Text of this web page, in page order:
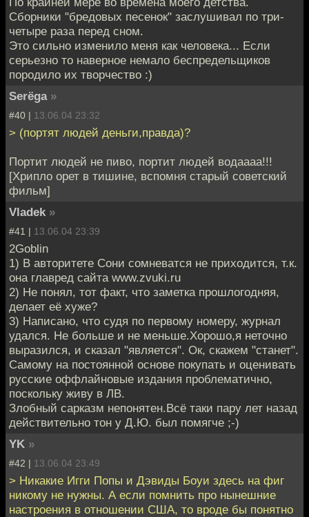
Сборники "бредовых песенок" заслушивал по три-
четыре раза перед сном.
Это сильно изменило меня как человека... Если
серьезно то наверное немало беспредельщиков
породило их творчество :)
Serёga »
#40 | 13.06.04 23:32
> (портят людей деньги,правда)?
Портит людей не пиво, портит людей водаааа!!!
[Хрипло орет в тишине, вспомня старый советский
фильм]
Vladek »
#41 | 13.06.04 23:39
2Goblin
1) В авторитете Сони сомневатся не приходится, т.к.
она главред сайта www.zvuki.ru
2) Не понял, тот факт, что заметка прошлогодняя,
делает её хуже?
3) Написано, что судя по первому номеру, журнал
удался. Не больше и не меньше.Хорошо,я неточно
выразился, и сказал "является". Ок, скажем "станет".
Самому на постоянной основе покупать и оценивать
русские оффлайновые издания проблематично,
поскольку живу в ЛВ.
Злобный сарказм непонятен.Всё таки пару лет назад
действительно тон у Д.Ю. был помягче ;-)
YK »
#42 | 13.06.04 23:49
> Никакие Игги Попы и Дэвиды Боуи здесь на фиг
никому не нужны. А если помнить про нынешние
настроения в отношении США, то вроде бы понятно